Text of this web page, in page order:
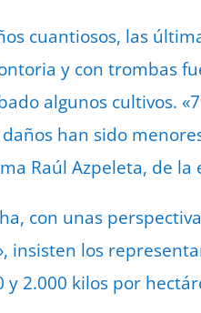
cuantiosos, las
y con trombas
algunos cultivos.
han sido
Raúl Azpeleta, de la
con unas
insisten los
2.000 kilos por